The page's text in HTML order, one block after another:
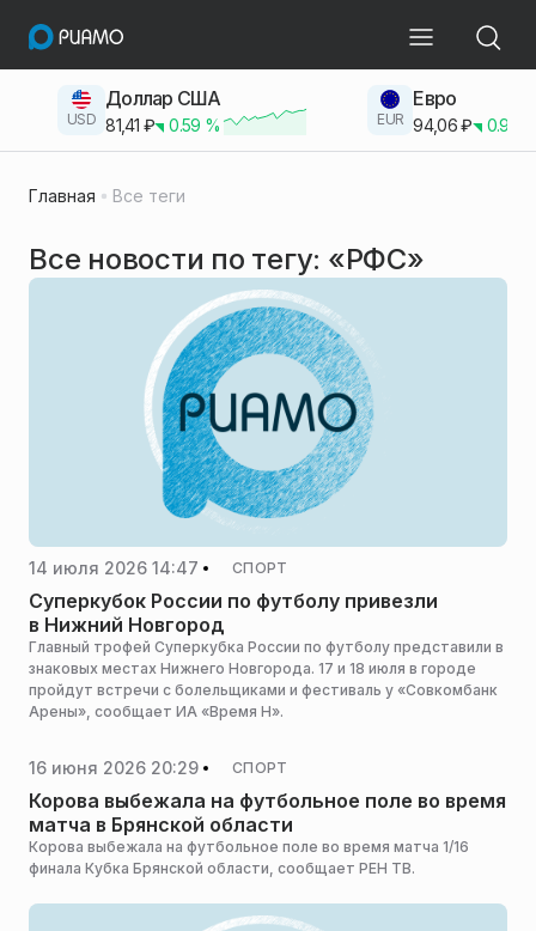
USD
Доллар США
81,41 ₽ 0.59 % EUR
Евро
94,06₽ 0.93
Главная Все теги
Все новости по тегу: «РФС»
14 июля 2026 14:47 СПОРТ
Суперкубок России по футболу привезли
в Нижний Новгород
Главный трофей Суперкубка России по футболу представили в
знаковых местах Нижнего Новгорода. 17 и 18 июля в городе
пройдут встречи с болельщиками и фестиваль у «Совкомбанк
Арены», сообщает ИА «Время Н».
16 июня 2026 20:29 СПОРТ
Корова выбежала на футбольное поле во время
матча в Брянской области
Корова выбежала на футбольное поле во время матча 1/16
финала Кубка Брянской области, сообщает РЕН ТВ.